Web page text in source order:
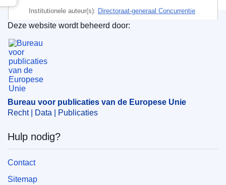
Institutionele auteur(s): Directoraat-generaal Concurrentie
(Europese Commissie),Europese Commissie
Onderwerp:
concentraties
concentratie
onroerendgoedmarkt
CELEX : 52024M11654
ELI :C/2024/6189/oj
OJ : C_202406189
IMMC : PUB(2024)953/3683214
Bureau voor publicaties van de Europese Unie
Deze website wordt beheerd door:
Bureau voor publicaties van de Europese Unie
Recht | Data | Publicaties
Hulp nodig?
Contact
Sitemap